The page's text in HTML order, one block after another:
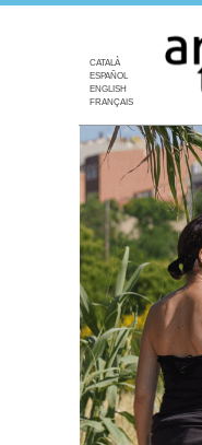
CATALÀ
ESPAÑOL
ENGLISH
FRANÇAIS